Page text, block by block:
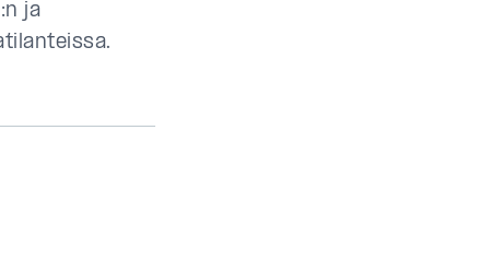
ja